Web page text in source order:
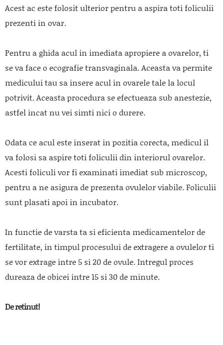
Acest ac este folosit ulterior pentru a aspira toti foliculii
prezenti in ovar.
Pentru a ghida acul in imediata apropiere a ovarelor, ti
se va face o ecografie transvaginala. Aceasta va permite
medicului tau sa insere acul in ovarele tale la locul
potrivit. Aceasta procedura se efectueaza sub anestezie,
astfel incat nu vei simti nici o durere.
Odata ce acul este inserat in pozitia corecta, medicul il
va folosi sa aspire toti foliculii din interiorul ovarelor.
Acesti foliculi vor fi examinati imediat sub microscop,
pentru a ne asigura de prezenta ovulelor viabile. Foliculii
sunt plasati apoi in incubator.
In functie de varsta ta si eficienta medicamentelor de
fertilitate, in timpul procesului de extragere a ovulelor ti
se vor extrage intre 5 si 20 de ovule. Intregul proces
dureaza de obicei intre 15 si 30 de minute.
De retinut!